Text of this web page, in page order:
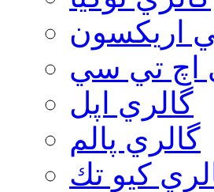
اريكسون
اچ تي سي
گالري اپل
گالري پالم
كيو تك